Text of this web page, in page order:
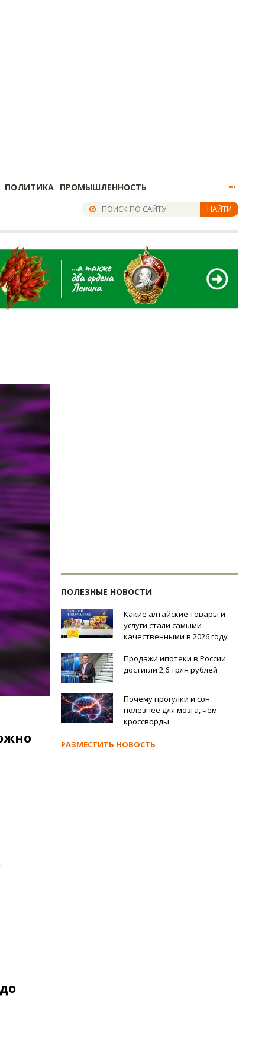
ПОЛИТИКА ПРОМЫШЛЕННОСТЬ
НАЙТИ
ПОЛЕЗНЫЕ НОВОСТИ
Какие алтайские товары и
услуги стали самыми
качественными в 2026 году
Продажи ипотеки в России
достигли 2,6 трлн рублей
Почему прогулки и сон
полезнее для мозга, чем
кроссворды
РАЗМЕСТИТЬ НОВОСТЬ